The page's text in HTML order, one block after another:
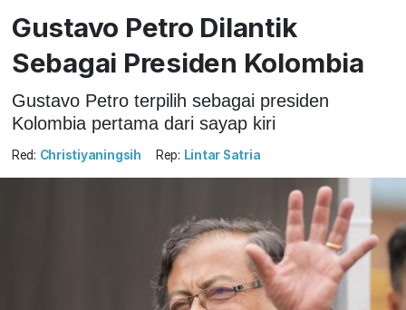
Gustavo Petro Dilantik
Sebagai Presiden Kolombia
Gustavo Petro terpilih sebagai presiden
Kolombia pertama dari sayap kiri
Red: Christiyaningsih Rep: Lintar Satria